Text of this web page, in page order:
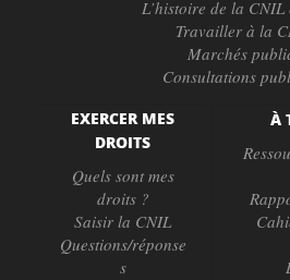
L’histoire de la CNIL
Travailler à la
Marchés
Consultations
EXERCER MES
DROITS
Quels sont mes
droits ?
Saisir la CNIL
Questions/réponse
s
À